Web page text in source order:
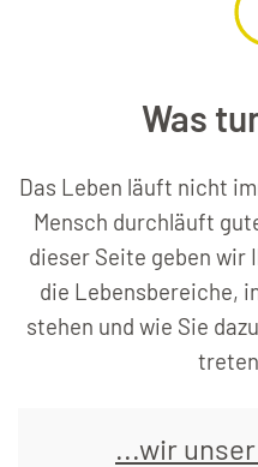
Was
Das Leben läuft nicht
Mensch durchläuft
dieser Seite geben wir
die Lebensbereiche,
stehen und wie Sie
...wir